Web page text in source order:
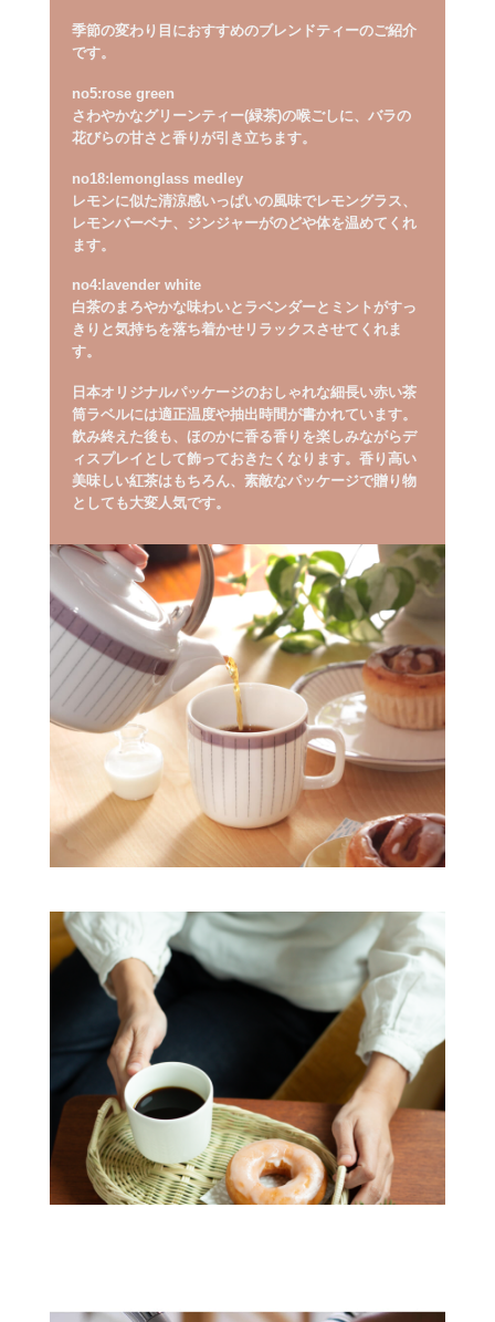
季節の変わり目におすすめのブレンドティーのご紹介
です。
no5:rose green
さわやかなグリーンティー(緑茶)の喉ごしに、バラの
花びらの甘さと香りが引き立ちます。
no18:lemonglass medley
レモンに似た清涼感いっぱいの風味でレモングラス、
レモンバーベナ、ジンジャーがのどや体を温めてくれ
ます。
no4:lavender white
白茶のまろやかな味わいとラベンダーとミントがすっ
きりと気持ちを落ち着かせリラックスさせてくれま
す。
日本オリジナルパッケージのおしゃれな細長い赤い茶
筒ラベルには適正温度や抽出時間が書かれています。
飲み終えた後も、ほのかに香る香りを楽しみながらデ
ィスプレイとして飾っておきたくなります。香り高い
美味しい紅茶はもちろん、素敵なパッケージで贈り物
としても大変人気です。